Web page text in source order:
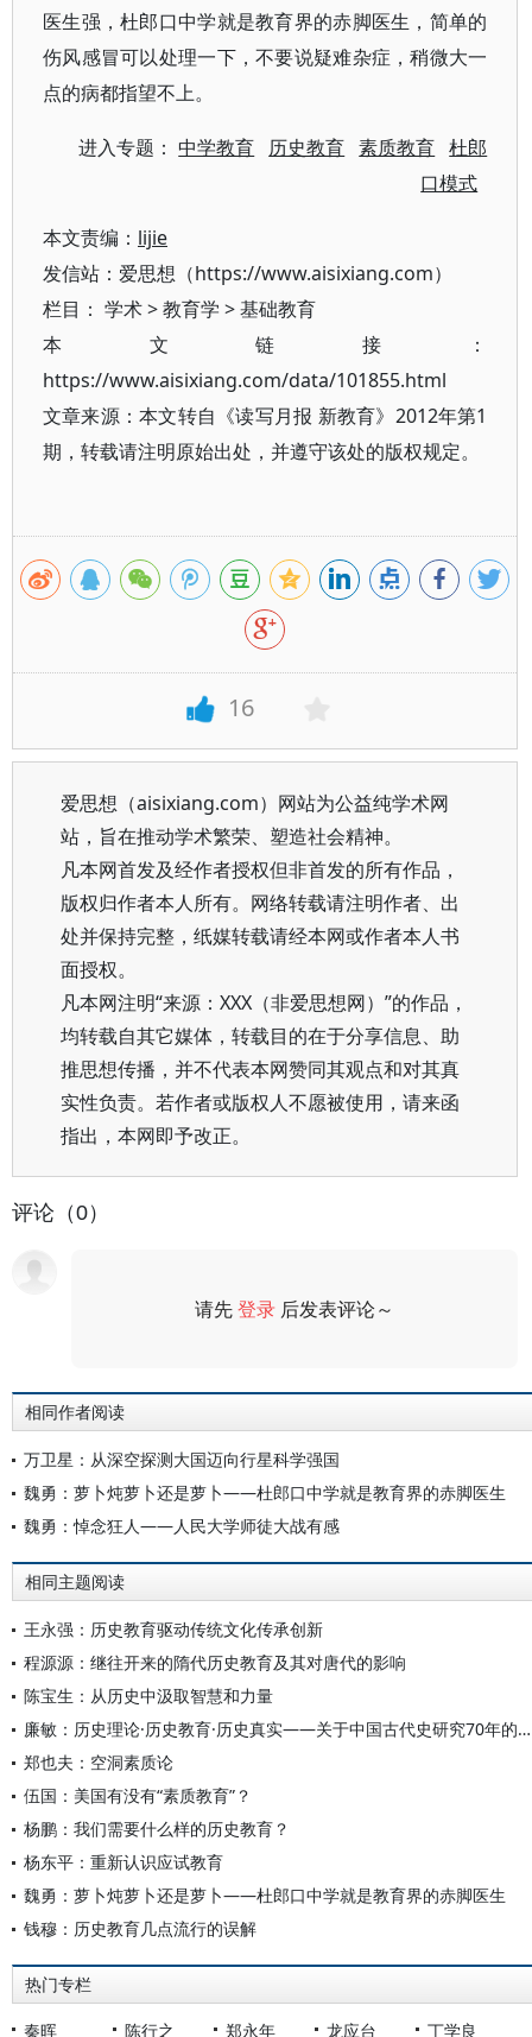
医生强，杜郎口中学就是教育界的赤脚医生，简单的
伤风感冒可以处理一下，不要说疑难杂症，稍微大一
点的病都指望不上。
进入专题：中学教育 历史教育 素质教育 杜郎
口模式
本文责编： lijie
发信站：爱思想（https://www.aisixiang.com）
栏目： 学术>教育学 >基础教育
本文链接：
https://www.aisixiang.com/data/101855.html
文章来源：本文转自《读写月报 新教育》2012年第1
期，转载请注明原始出处，并遵守该处的版权规定。
16
爱思想（aisixiang.com）网站为公益纯学术网
站，旨在推动学术繁荣、塑造社会精神。
凡本网首发及经作者授权但非首发的所有作品，
版权归作者本人所有。网络转载请注明作者、出
处并保持完整，纸媒转载请经本网或作者本人书
面授权。
凡本网注明“来源：XXX（非爱思想网）”的作品，
均转载自其它媒体，转载目的在于分享信息、助
推思想传播，并不代表本网赞同其观点和对其真
实性负责。若作者或版权人不愿被使用，请来函
指出，本网即予改正。
评论（0）
请先登录 后发表评论～
相同作者阅读
万卫星：从深空探测大国迈向行星科学强国
魏勇：萝卜炖萝卜还是萝卜——杜郎口中学就是教育界的赤脚医生
魏勇：悼念狂人——人民大学师徒大战有感
相同主题阅读
王永强：历史教育驱动传统文化传承创新
程源源：继往开来的隋代历史教育及其对唐代的影响
陈宝生：从历史中汲取智慧和力量
廉敏：历史理论·历史教育·历史真实——关于中国古代史研究70年的三点观察
郑也夫：空洞素质论
伍国：美国有没有“素质教育”？
杨鹏：我们需要什么样的历史教育？
杨东平：重新认识应试教育
魏勇：萝卜炖萝卜还是萝卜——杜郎口中学就是教育界的赤脚医生
钱穆：历史教育几点流行的误解
热门专栏
秦晖 陈行之 郑永年 龙应台 丁学良